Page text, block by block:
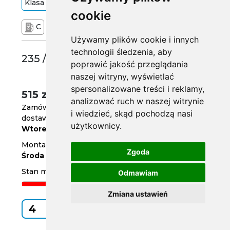
cookie
Używamy plików cookie i innych
technologii śledzenia, aby
poprawić jakość przeglądania
naszej witryny, wyświetlać
spersonalizowane treści i reklamy,
analizować ruch w naszej witrynie
i wiedzieć, skąd pochodzą nasi
użytkownicy.
Zgoda
Odmawiam
Zmiana ustawień
Klasa Średnia 103 V
C
235 /55 R17
515 zł
Zamów do
godz. 14
dostawa już jutro
Wtorek
Montaż w serwisie za 2 dni
Środa
Stan magazynowy